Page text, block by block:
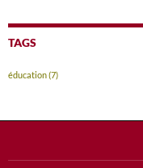
TAGS
éducation(7)